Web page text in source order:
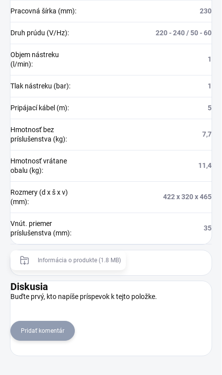
Pracovná šírka (mm): 230
Druh prúdu (V/Hz): 220 - 240 / 50 - 60
Objem nástreku
(l/min):
1
Tlak nástreku (bar): 1
Pripájací kábel (m): 5
Hmotnosť bez
príslušenstva (kg):
7,7
Hmotnosť vrátane
obalu (kg):
11,4
Rozmery (d x š x v)
(mm):
422 x 320 x 465
Vnút. priemer
príslušenstva (mm):
35
Informácia o produkte (1.8 MB)
Diskusia
Buďte prvý, kto napíše príspevok k tejto položke.
Pridať komentár